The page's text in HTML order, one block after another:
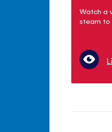
Watch a
steam to